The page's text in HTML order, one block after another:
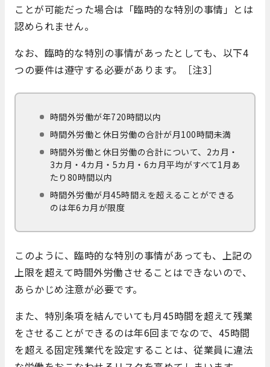
ことが可能だった場合は「臨時的な特別の事情」とは
認められません。
なお、臨時的な特別の事情があったとしても、以下4
つの要件は遵守する必要があります。［注3］
時間外労働が年720時間以内
時間外労働と休日労働の合計が月100時間未満
時間外労働と休日労働の合計について、2カ月・
3カ月・4カ月・5カ月・6カ月平均がすべて1月あ
たり80時間以内
時間外労働が月45時間えを超えることができる
のは年6カ月が限度
このように、臨時的な特別の事情があっても、上記の
上限を超えて時間外労働させることはできないので、
あらかじめ注意が必要です。
また、特別条項を結んでいても月45時間を超えて残業
をさせることができるのは年6回までなので、45時間
を超える固定残業代を設定することは、従業員に違法